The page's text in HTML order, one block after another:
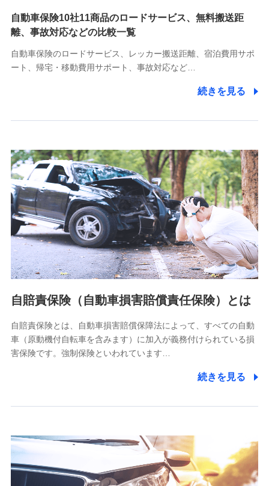
10.受託業務の 個人情報
受託業務の遂行およびこれらに準ずる業務の遂行のため
11.マイカー通勤管理クラウド並びに法人向けASPサー
をお送りするため
分析するため
当社の対応品質向上やお問い合わせ内容の正確な把握のため
個人情報保護管理者の職名、連絡先
株式会社ドコモ・インシュアランス 営業部長
〒103-0013 東京都中央区日本橋人形町2-14-10 アーバン
ネット日本橋ビル 3F
株式会社ドコモ・インシュアランス
個人情報の第三者提供について
除き、第三者に提供いたしません。
業務の委託
当社は利用目的の達成に必要な範囲内において個人情報の取
【共同して利用される利用データの項目】
当社又は株式会社NTTドコモがサービス提供等を通じて取得
した、以下の情報などの個人データ
自動車保険10社11商品のロードサービス、無料搬送距
離、事故対応などの比較一覧
自動車保険のロードサービス、レッカー搬送距離、宿泊費用サポ
ート、帰宅・移動費用サポート、事故対応など…
続きを見る
自賠責保険（自動車損害賠償責任保険）とは
自賠責保険とは、自動車損害賠償保障法によって、すべての自動
車（原動機付自転車を含みます）に加入が義務付けられている損
害保険です。強制保険といわれています…
続きを見る